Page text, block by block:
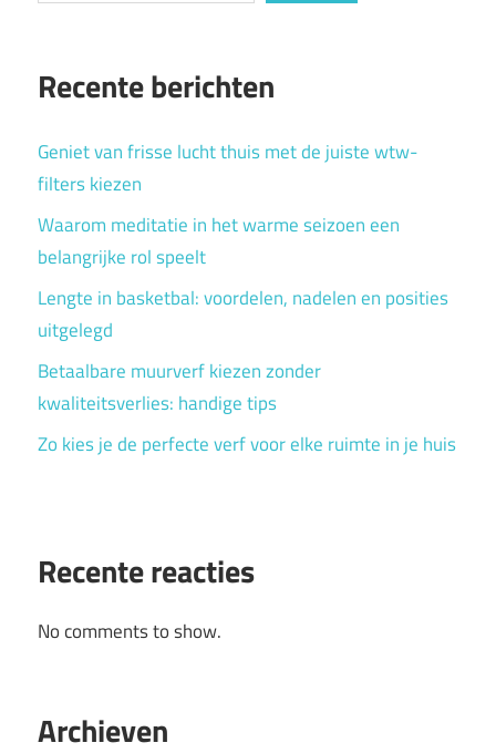
Recente berichten
Geniet van frisse lucht thuis met de juiste wtw-
filters kiezen
Waarom meditatie in het warme seizoen een
belangrijke rol speelt
Lengte in basketbal: voordelen, nadelen en posities
uitgelegd
Betaalbare muurverf kiezen zonder
kwaliteitsverlies: handige tips
Zo kies je de perfecte verf voor elke ruimte in je huis
Recente reacties
No comments to show.
Archieven